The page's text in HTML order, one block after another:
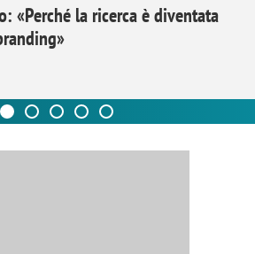
«Perché la ricerca è diventata